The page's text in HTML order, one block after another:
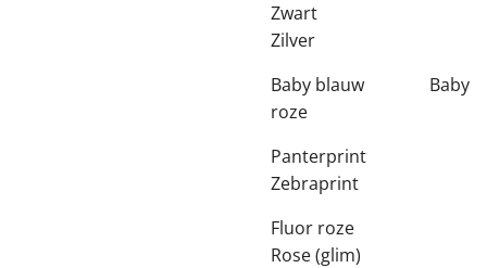
Zwart
Zilver
Baby blauw Baby
roze
Panterprint
Zebraprint
Fluor roze
Rose (glim)